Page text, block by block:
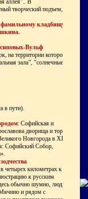
аллея”.. В
творческий подъем,
кладбищу
Вульф
на территории которого
зала”, "солнечные
в пути).
: Софийская и
дворища и торга
Новгорода в XI
Софийский Собор,
четырех километрах к
к русским
обычно шумно, людно
и рядом с